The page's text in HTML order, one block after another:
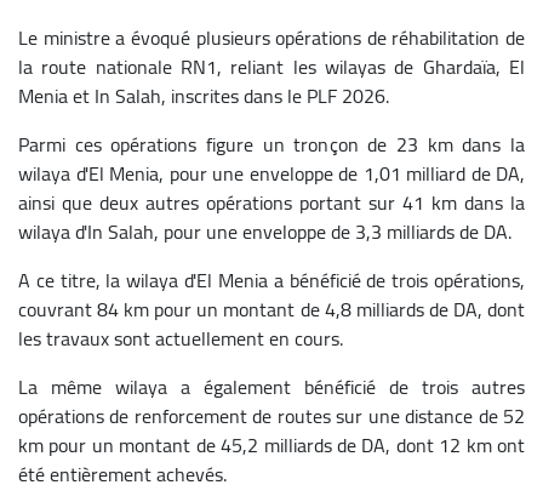
Le ministre a évoqué plusieurs opérations de réhabilitation de
la route nationale RN1, reliant les wilayas de Ghardaïa, El
Menia et In Salah, inscrites dans le PLF 2026.
Parmi ces opérations figure un tronçon de 23 km dans la
wilaya d'El Menia, pour une enveloppe de 1,01 milliard de DA,
ainsi que deux autres opérations portant sur 41 km dans la
wilaya d'In Salah, pour une enveloppe de 3,3 milliards de DA.
A ce titre, la wilaya d'El Menia a bénéficié de trois opérations,
couvrant 84 km pour un montant de 4,8 milliards de DA, dont
les travaux sont actuellement en cours.
La même wilaya a également bénéficié de trois autres
opérations de renforcement de routes sur une distance de 52
km pour un montant de 45,2 milliards de DA, dont 12 km ont
été entièrement achevés.